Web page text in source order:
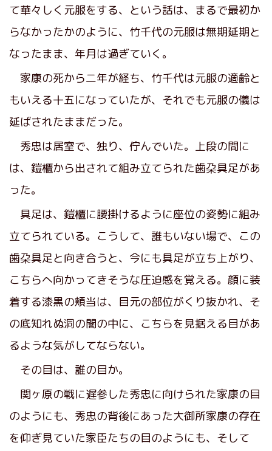
て華々しく元服をする、という話は、まるで最初か
らなかったかのように、竹千代の元服は無期延期と
なったまま、年月は過ぎていく。
家康の死から二年が経ち、竹千代は元服の適齢と
もいえる十五になっていたが、それでも元服の儀は
延ばされたままだった。
秀忠は居室で、独り、佇んでいた。上段の間に
は、鎧櫃から出されて組み立てられた歯朶具足があ
った。
具足は、鎧櫃に腰掛けるように座位の姿勢に組み
立てられている。こうして、誰もいない場で、この
歯朶具足と向き合うと、今にも具足が立ち上がり、
こちらへ向かってきそうな圧迫感を覚える。顔に装
着する漆黒の頬当は、目元の部位がくり抜かれ、そ
の底知れぬ洞の闇の中に、こちらを見据える目があ
るような気がしてならない。
その目は、誰の目か。
関ヶ原の戦に遅参した秀忠に向けられた家康の目
のようにも、秀忠の背後にあった大御所家康の存在
を仰ぎ見ていた家臣たちの目のようにも、そして